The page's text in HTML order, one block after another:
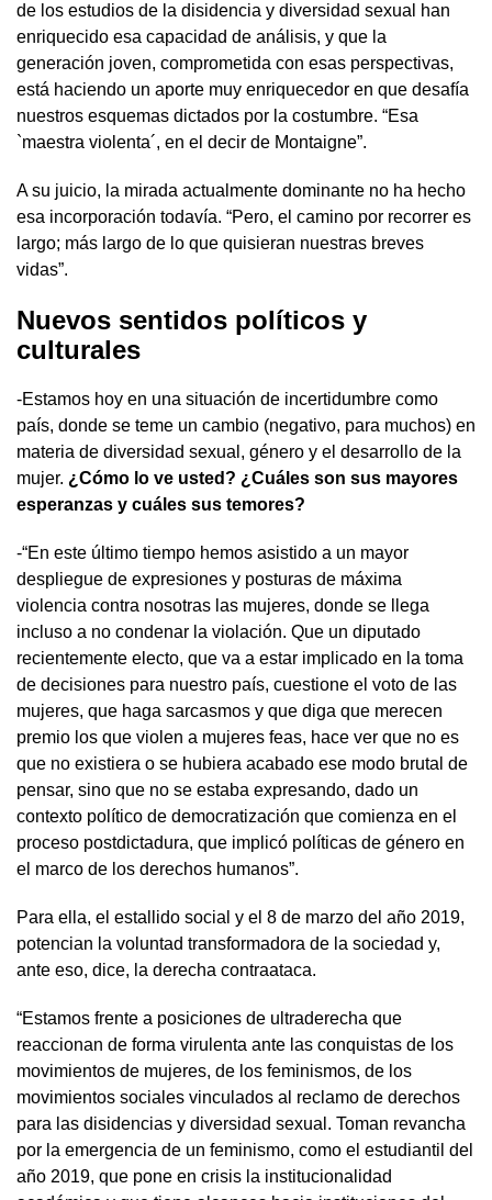
de los estudios de la disidencia y diversidad sexual han
enriquecido esa capacidad de análisis, y que la
generación joven, comprometida con esas perspectivas,
está haciendo un aporte muy enriquecedor en que desafía
nuestros esquemas dictados por la costumbre. “Esa
`maestra violenta´, en el decir de Montaigne”.
A su juicio, la mirada actualmente dominante no ha hecho
esa incorporación todavía. “Pero, el camino por recorrer es
largo; más largo de lo que quisieran nuestras breves
vidas”.
Nuevos sentidos políticos y
culturales
-Estamos hoy en una situación de incertidumbre como
país, donde se teme un cambio (negativo, para muchos) en
materia de diversidad sexual, género y el desarrollo de la
mujer. ¿Cómo lo ve usted? ¿Cuáles son sus mayores
esperanzas y cuáles sus temores?
-“En este último tiempo hemos asistido a un mayor
despliegue de expresiones y posturas de máxima
violencia contra nosotras las mujeres, donde se llega
incluso a no condenar la violación. Que un diputado
recientemente electo, que va a estar implicado en la toma
de decisiones para nuestro país, cuestione el voto de las
mujeres, que haga sarcasmos y que diga que merecen
premio los que violen a mujeres feas, hace ver que no es
que no existiera o se hubiera acabado ese modo brutal de
pensar, sino que no se estaba expresando, dado un
contexto político de democratización que comienza en el
proceso postdictadura, que implicó políticas de género en
el marco de los derechos humanos”.
Para ella, el estallido social y el 8 de marzo del año 2019,
potencian la voluntad transformadora de la sociedad y,
ante eso, dice, la derecha contraataca.
“Estamos frente a posiciones de ultraderecha que
reaccionan de forma virulenta ante las conquistas de los
movimientos de mujeres, de los feminismos, de los
movimientos sociales vinculados al reclamo de derechos
para las disidencias y diversidad sexual. Toman revancha
por la emergencia de un feminismo, como el estudiantil del
año 2019, que pone en crisis la institucionalidad